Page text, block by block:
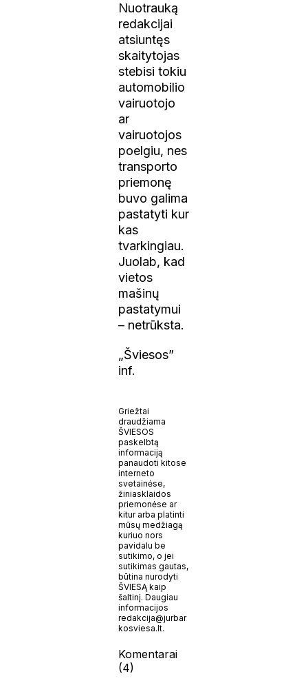
Nuotrauką
redakcijai
atsiuntęs
skaitytojas
stebisi tokiu
automobilio
vairuotojo
ar
vairuotojos
poelgiu, nes
transporto
priemonę
buvo galima
pastatyti kur
kas
tvarkingiau.
Juolab, kad
vietos
mašinų
pastatymui
– netrūksta.
„Šviesos”
inf.
Griežtai
draudžiama
ŠVIESOS
paskelbtą
informaciją
panaudoti kitose
interneto
svetainėse,
žiniasklaidos
priemonėse ar
kitur arba platinti
mūsų medžiagą
kuriuo nors
pavidalu be
sutikimo, o jei
sutikimas gautas,
būtina nurodyti
ŠVIESĄ kaip
šaltinį. Daugiau
informacijos
redakcija@jurbar
kosviesa.lt.
Komentarai
(4)